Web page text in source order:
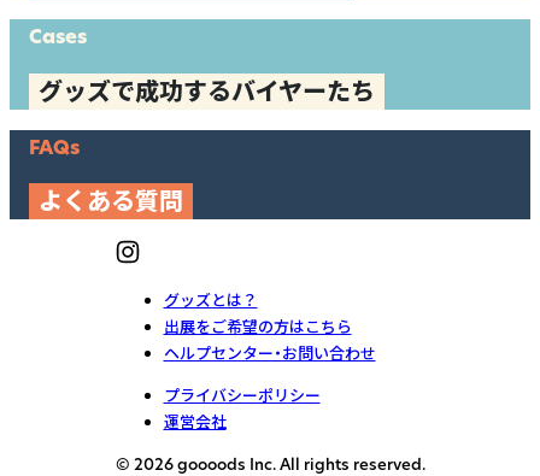
Cases
グッズで成功するバイヤーたち
FAQs
よくある質問
グッズとは？
出展をご希望の方はこちら
ヘルプセンター・お問い合わせ
プライバシーポリシー
運営会社
© 2026 goooods Inc. All rights reserved.